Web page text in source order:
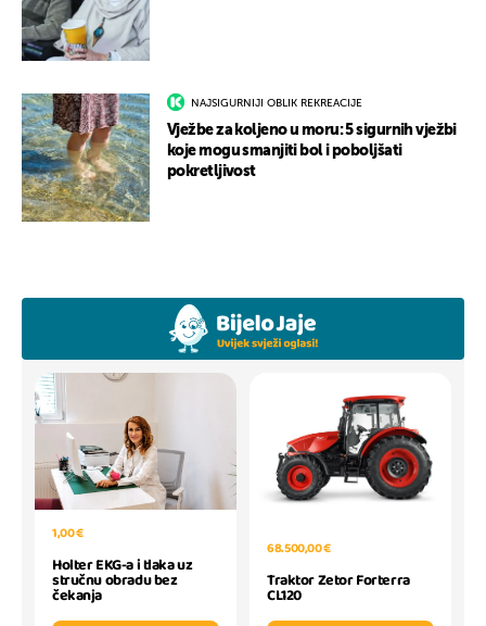
NAJSIGURNIJI OBLIK REKREACIJE
Vježbe za koljeno u moru: 5 sigurnih vježbi
koje mogu smanjiti bol i poboljšati
pokretljivost
1,00 €
Holter EKG-a i tlaka uz
stručnu obradu bez
čekanja
68.500,00 €
Traktor Zetor Forterra
CL120